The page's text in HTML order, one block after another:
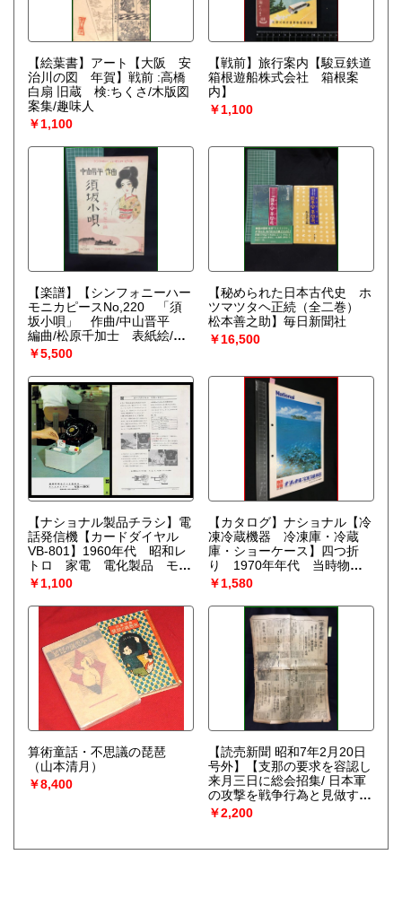
【絵葉書】アート【大阪 安
治川の図 年賀】戦前 :高橋
白扇 旧蔵 検:ちくさ/木版図
案集/趣味人
￥1,100
【戦前】旅行案内【駿豆鉄道
箱根遊船株式会社 箱根案
内】
￥1,100
【楽譜】【シンフォニーハー
モニカピースNo,220 「須
坂小唄」 作曲/中山晋平
編曲/松原千加士 表紙絵/須
山ひろし】シンフォニー楽譜
出版社
￥5,500
【秘められた日本古代史 ホ
ツマツタヘ正続（全二巻）
松本善之助】毎日新聞社
￥16,500
【ナショナル製品チラシ】電
話発信機【カードダイヤル
VB-801】1960年代 昭和レ
トロ 家電 電化製品 モダ
ンデザイン
￥1,100
【カタログ】ナショナル【冷
凍冷蔵機器 冷凍庫・冷蔵
庫・ショーケース】四つ折
り 1970年年代 当時物
昭和レトロ
￥1,580
算術童話・不思議の琵琶
（山本清月）
￥8,400
【読売新聞 昭和7年2月20日
号外】【支那の要求を容認し
来月三日に総会招集/ 日本軍
の攻撃を戦争行為と見做す
支那代表先づ口火切る】
￥2,200